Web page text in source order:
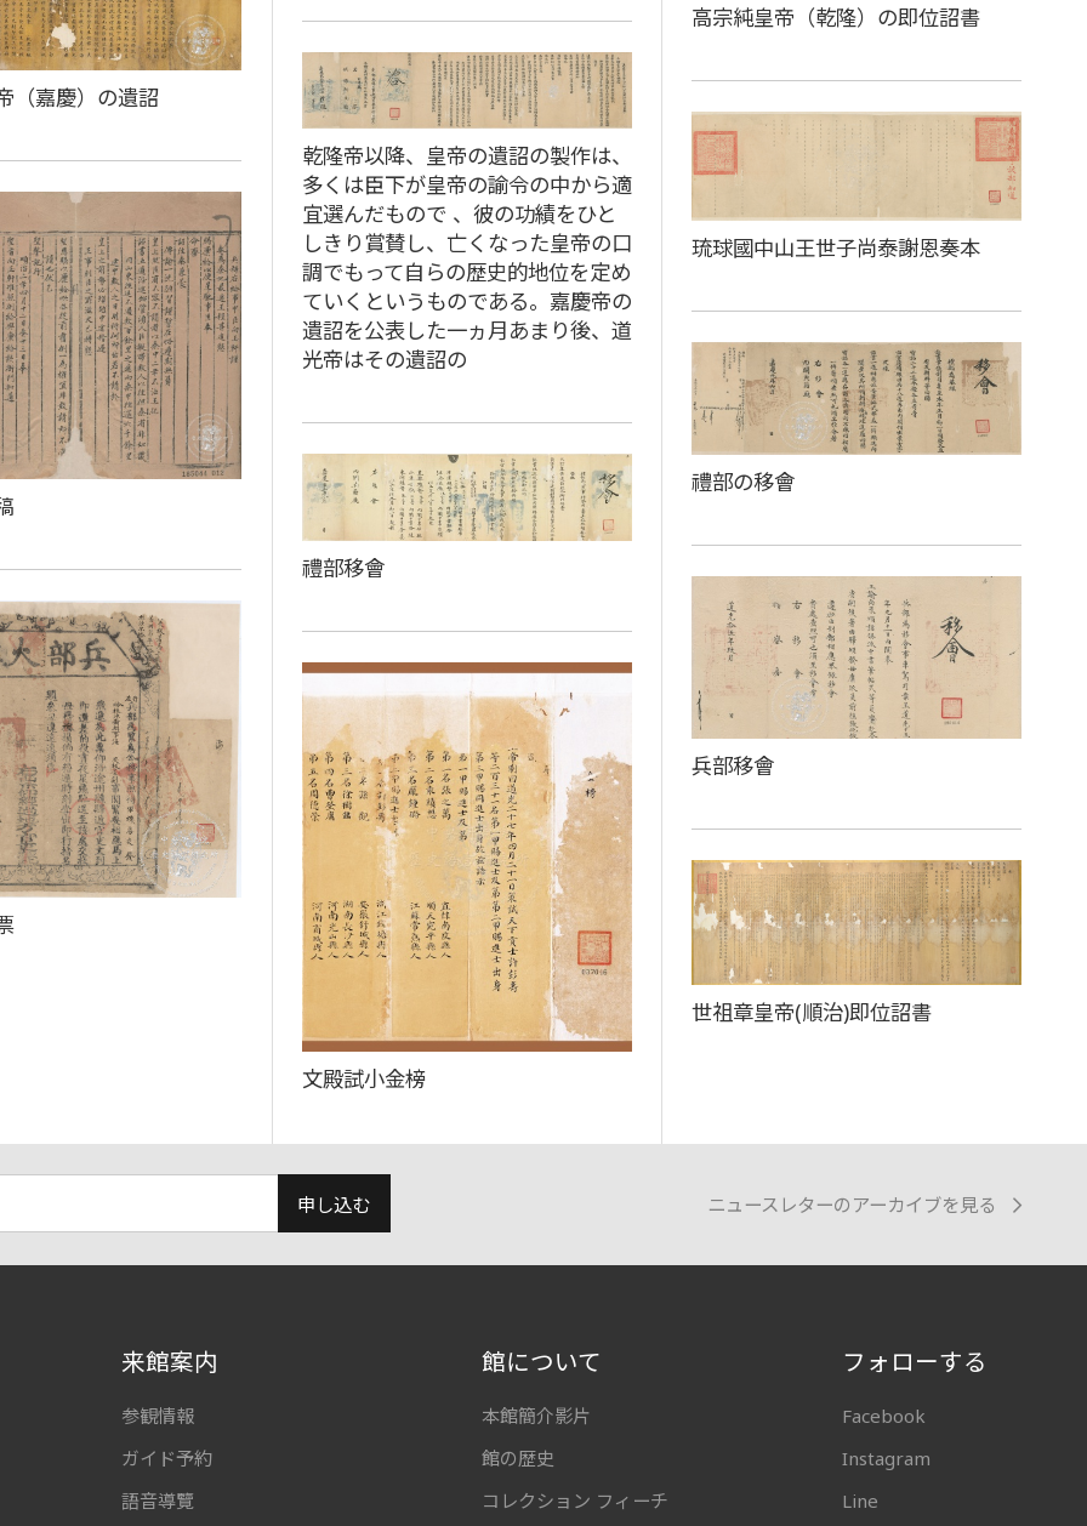
高宗純皇帝（乾隆）の即位詔書
（嘉慶）の遺詔
乾隆帝以降、皇帝の遺詔の製作は、
多くは臣下が皇帝の諭令の中から適
宜選んだもので 、彼の功績をひと
しきり賞賛し、亡くなった皇帝の口
調でもって自らの歴史的地位を定め
ていくというものである。嘉慶帝の
遺詔を公表した一ヵ月あまり後、道
光帝はその遺詔の
琉球國中山王世子尚泰謝恩奏本
​禮部の移會
禮部移會
兵部移會
文殿試小金榜
世祖章皇帝(順治)即位詔書
申し込む ニュースレターのアーカイブを見る
来館案内
参観情報
ガイド予約
語音導覽
館について
本館簡介影片
館の歴史
コレクション フィーチ
フォローする
Facebook
Instagram
Line